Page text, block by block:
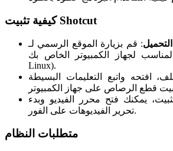
كيفية تثبيت Shotcut
التحميل: قم بزيارة الموقع الرسمي لـ
المناسب لجهاز الكمبيوتر الخاص بك (Windows، Mac، أو
Linux).
افتحه واتبع التعليمات البسيطة
يمكنك فتح محرر الفيديو وبدء
تحرير الفيديوهات على الفور.
متطلبات النظام